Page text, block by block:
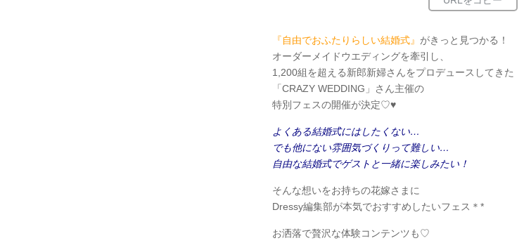
『自由でおふたりらしい結婚式』 がきっと見つかる！
オーダーメイドウエディングを牽引し、
1,200組を超える新郎新婦さんをプロデュースしてきた
「CRAZY WEDDING」さん主催の
特別フェスの開催が決定♡♥
よくある結婚式にはしたくない…
でも他にない雰囲気づくりって難しい…
自由な結婚式でゲストと一緒に楽しみたい！
そんな想いをお持ちの花嫁さまに
Dressy編集部が本気でおすすめしたいフェス＊*
お洒落で贅沢な体験コンテンツも♡